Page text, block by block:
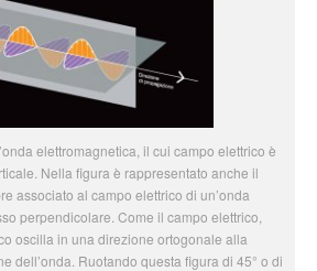
elettromagnetica, il cui campo elettrico è
Nella figura è rappresentato anche il
associato al campo elettrico di un’onda
perpendicolare. Come il campo elettrico,
oscilla in una direzione ortogonale alla
dell’onda. Ruotando questa figura di 45° o di